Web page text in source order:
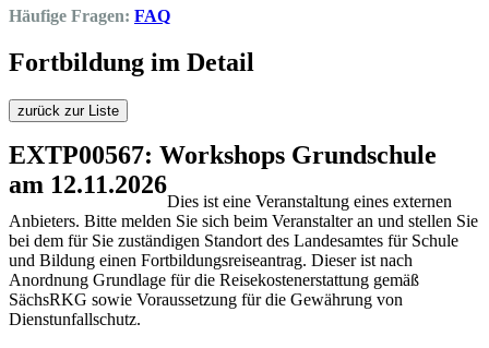
Häufige Fragen: FAQ
Fortbildung im Detail
zurück zur Liste
EXTP00567: Workshops Grundschule
am 12.11.2026
Dies ist eine Veranstaltung eines externen
Anbieters. Bitte melden Sie sich beim Veranstalter an und stellen Sie
bei dem für Sie zuständigen Standort des Landesamtes für Schule
und Bildung einen Fortbildungsreiseantrag. Dieser ist nach
Anordnung Grundlage für die Reisekostenerstattung gemäß
SächsRKG sowie Voraussetzung für die Gewährung von
Dienstunfallschutz.